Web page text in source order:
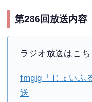
第286回放送内容
ラジオ放送はこ
fmgig「じょいふ
送